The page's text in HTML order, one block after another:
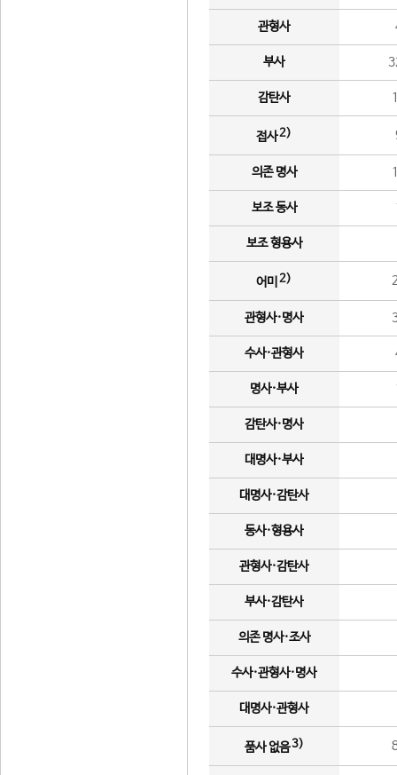
관형사
부사
감탄사
접사2)
의존 명사
보조 동사
보조 형용사
어미 2)
관형사·명사
수사·관형사
명사·부사
감탄사·명사
대명사·부사
대명사·감탄사
동사·형용사
관형사·감탄사
부사·감탄사
의존 명사·조사
수사·관형사·명사
대명사·관형사
품사 없음3)